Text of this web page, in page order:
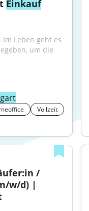
Einkauf
Leben geht es
um die
Vollzeit
/
w/d) |